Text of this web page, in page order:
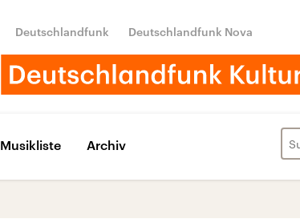
Deutschlandfunk Deutschlandfunk Nova
Musikliste Archiv